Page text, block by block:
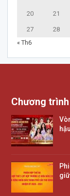
20 21
27 28
« Th6
Chương